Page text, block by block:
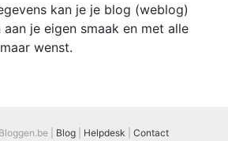
kan je je blog (weblog)
je eigen smaak en met alle
wenst.
| Blog Helpdesk
Contact